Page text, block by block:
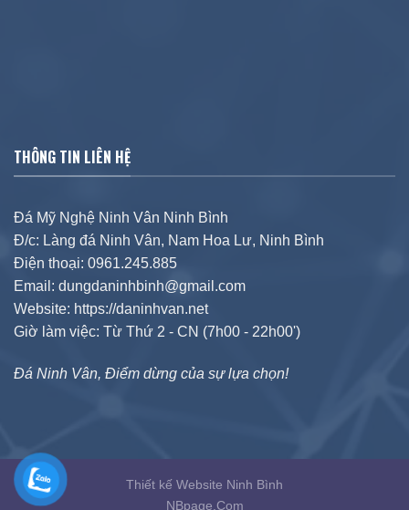
THÔNG TIN LIÊN HỆ
Đá Mỹ Nghệ Ninh Vân Ninh Bình
Đ/c: Làng đá Ninh Vân, Nam Hoa Lư, Ninh Bình
Điện thoại: 0961.245.885
Email: dungdaninhbinh@gmail.com
Website: https://daninhvan.net
Giờ làm việc: Từ Thứ 2 - CN (7h00 - 22h00')
Đá Ninh Vân, Điểm dừng của sự lựa chọn!
Thiết kế Website Ninh Bình
NBpage.Com